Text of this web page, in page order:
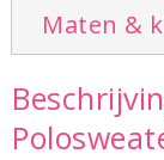
Maten &